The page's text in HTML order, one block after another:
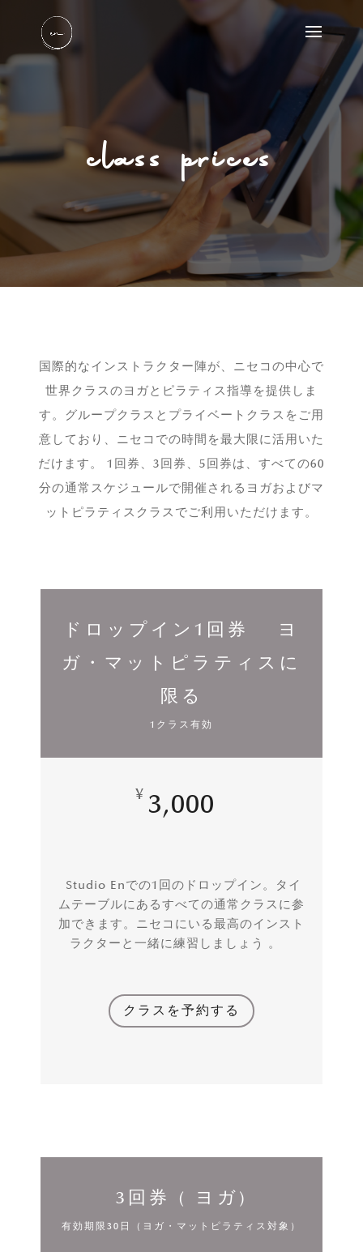
class prices
国際的なインストラクター陣が、ニセコの中心で
世界クラスのヨガとピラティス指導を提供しま
す。グループクラスとプライベートクラスをご用
意しており、ニセコでの時間を最大限に活用いた
だけます。 1回券、3回券、5回券は、すべての60
分の通常スケジュールで開催されるヨガおよびマ
ットピラティスクラスでご利用いただけます。
ドロップイン1回券 ヨ
ガ・マットピラティスに
限る
1クラス有効
¥ 3,000
Studio Enでの1回のドロップイン。タイ
ムテーブルにあるすべての通常クラスに参
加できます。ニセコにいる最高のインスト
ラクターと一緒に練習しましょう 。
クラスを予約する
3回券 ( ヨガ)
有効期限30日（ヨガ・マットピラティス対象）